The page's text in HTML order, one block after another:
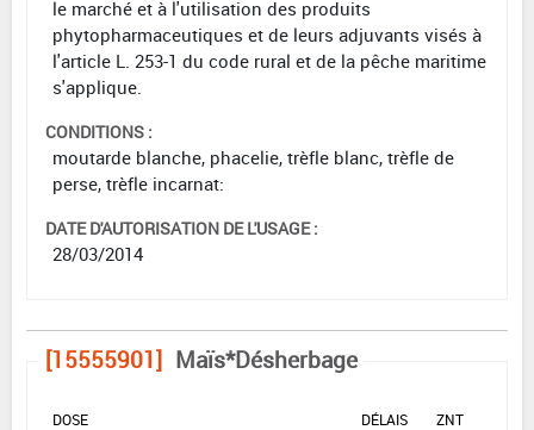
le marché et à l'utilisation des produits
phytopharmaceutiques et de leurs adjuvants visés à
l'article L. 253-1 du code rural et de la pêche maritime
s'applique.
CONDITIONS :
moutarde blanche, phacelie, trèfle blanc, trèfle de
perse, trèfle incarnat:
DATE D'AUTORISATION DE L'USAGE :
28/03/2014
[15555901] Maïs*Désherbage
DOSE
DÉLAIS
ZNT